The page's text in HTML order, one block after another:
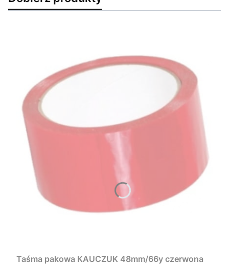
Taśma pakowa KAUCZUK 48mm/66y czerwona